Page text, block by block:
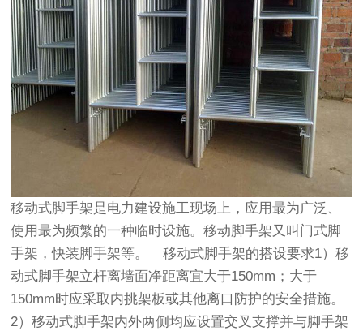
移动式脚手架是电力建设施工现场上，应用最为广泛、
使用最为频繁的一种临时设施。移动脚手架 又叫 门式脚
手架 ，快装脚手架等。 移动式脚手架的搭设要求1）移
动式脚手架立杆离墙面净距离宜大于150mm；大于
150mm时应采取内挑架板或其他离口防护的安全措施。
2）移动式脚手架内外两侧均应设置交叉支撑并与脚手架